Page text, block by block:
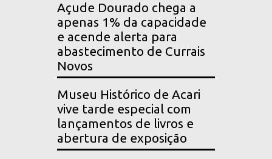
Açude Dourado chega a
apenas 1% da capacidade
e acende alerta para
abastecimento de Currais
Novos
Museu Histórico de Acari
vive tarde especial com
lançamentos de livros e
abertura de exposição